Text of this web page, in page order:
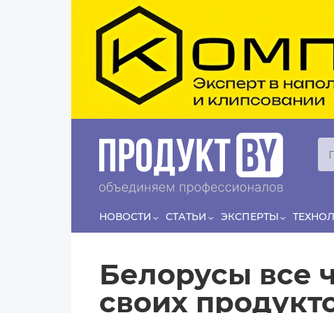
Перейти к основному содержанию
СергейЛЯШКО
Если у нас есть беспривязь, все животные
чипированы и есть программа-планировщик, на
проведение…
Принято
НОВОСТИ СТАТЬИ ЭКСПЕРТЫ
Белорусы все
своих